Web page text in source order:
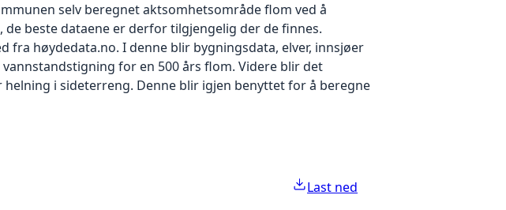
selv beregnet aktsomhetsområde flom ved å
beste dataene er derfor tilgjengelig der de finnes.
høydedata.no. I denne blir bygningsdata, elver, innsjøer
for en 500 års flom. Videre blir det
i sideterreng. Denne blir igjen benyttet for å beregne
Last ned